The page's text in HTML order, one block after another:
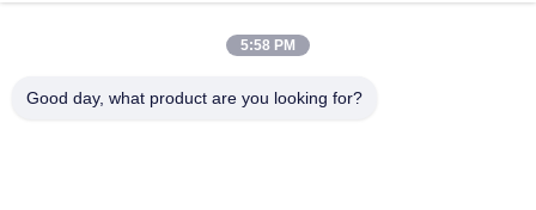
Высокое напряжение 5,500 взрыватель отставания по
времени взрывателя 500В стеклянной лампы серии
5:58 PM
Good day, what product are you looking for?